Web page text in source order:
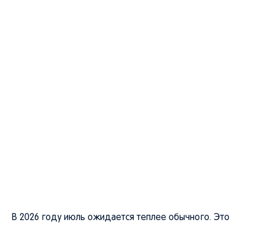
В 2026 году июль ожидается теплее обычного. Это